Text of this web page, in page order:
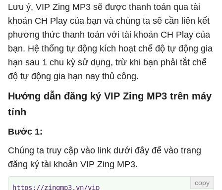
Lưu ý, VIP Zing MP3 sẽ được thanh toán qua tài
khoản CH Play của bạn và chúng ta sẽ cần liên kết
phương thức thanh toán với tài khoản CH Play của
bạn. Hệ thống tự động kích hoạt chế độ tự động gia
hạn sau 1 chu kỳ sử dụng, trừ khi bạn phải tắt chế
độ tự động gia hạn nay thủ công.
Hướng dẫn đăng ký VIP Zing MP3 trên máy
tính
Bước 1:
Chúng ta truy cập vào link dưới đây để vào trang
đăng ký tài khoản VIP Zing MP3.
https://zingmp3.vn/vip